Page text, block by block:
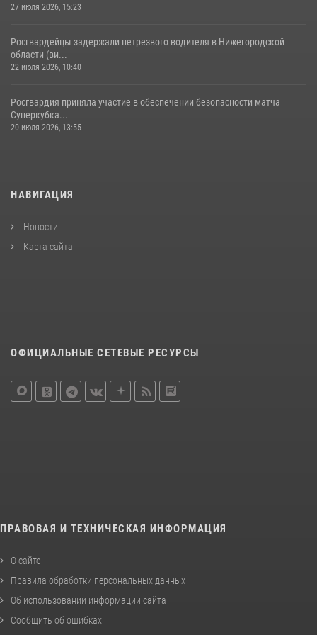
27 июля 2026, 15:23
Росгвардейцы задержали нетрезвого водителя в Нижегородской
области (ви...
22 июля 2026, 10:40
Росгвардия приняла участие в обеспечении безопасности матча
Суперкубка...
20 июля 2026, 13:55
НАВИГАЦИЯ
Новости
Карта сайта
ОФИЦИАЛЬНЫЕ СЕТЕВЫЕ РЕСУРСЫ
ПРАВОВАЯ И ТЕХНИЧЕСКАЯ ИНФОРМАЦИЯ
О сайте
Правила обработки персональных данных
Об использовании информации сайта
Сообщить об ошибках